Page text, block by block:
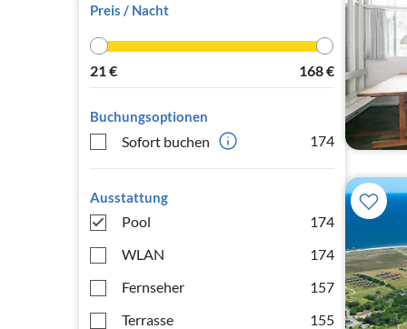
Preis / Nacht
21€ 168€
Buchungsoptionen
Sofort buchen 174
Ausstattung
Pool
174
WLAN
174
Fernseher
157
Terrasse
155